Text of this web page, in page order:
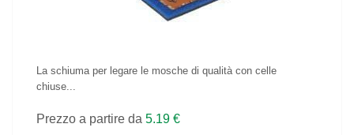
La schiuma per legare le mosche di qualità con celle
chiuse...
Prezzo a partire da 5.19 €